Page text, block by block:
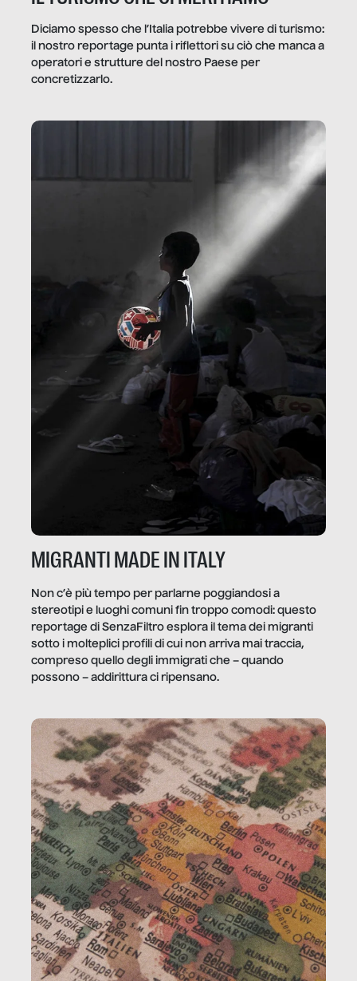
Diciamo spesso che l’Italia potrebbe vivere di turismo:
il nostro reportage punta i riflettori su ciò che manca a
operatori e strutture del nostro Paese per
concretizzarlo.
MIGRANTI MADE IN ITALY
Non c’è più tempo per parlarne poggiandosi a
stereotipi e luoghi comuni fin troppo comodi: questo
reportage di SenzaFiltro esplora il tema dei migranti
sotto i molteplici profili di cui non arriva mai traccia,
compreso quello degli immigrati che – quando
possono – addirittura ci ripensano.